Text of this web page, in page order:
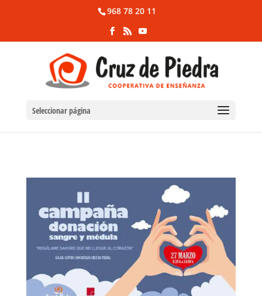
968 78 20 11
Seleccionar página